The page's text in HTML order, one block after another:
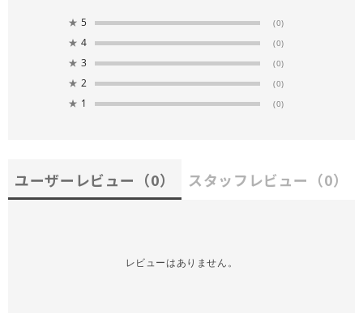
★ 5 (0)
★ 4 (0)
★ 3 (0)
★ 2 (0)
★ 1 (0)
ユーザーレビュー （0） スタッフレビュー （0）
レビューはありません。